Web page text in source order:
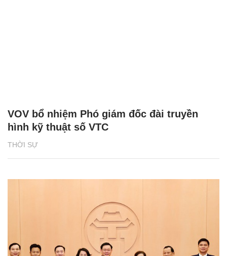
THỜI SỰ
VOV bổ nhiệm Phó giám đốc đài truyền
hình kỹ thuật số VTC